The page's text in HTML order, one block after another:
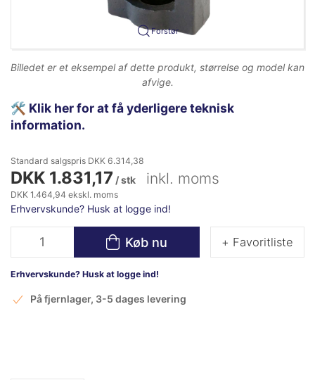
Forstør
Billedet er et eksempel af dette produkt, størrelse og model kan
afvige.
🛠️ Klik her for at få yderligere teknisk
information.
Standard salgspris DKK 6.314,38
DKK 1.831,17 / stk inkl. moms
DKK 1.464,94 ekskl. moms
Erhvervskunde? Husk at logge ind!
Køb nu
Erhvervskunde? Husk at logge ind!
+ Favoritliste
På fjernlager, 3-5 dages levering